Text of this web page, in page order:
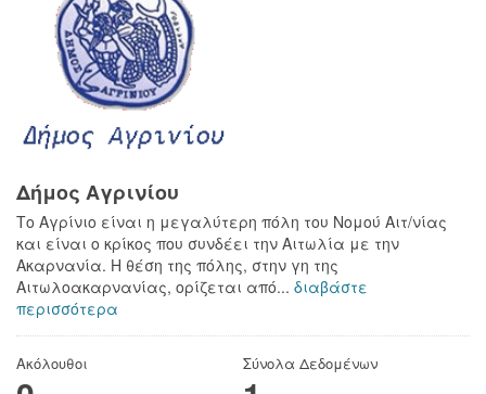
Δήμος Αγρινίου
Το Αγρίνιο είναι η μεγαλύτερη πόλη του Νομού Αιτ/νίας
και είναι ο κρίκος που συνδέει την Αιτωλία με την
Ακαρνανία. Η θέση της πόλης, στην γη της
Αιτωλοακαρνανίας, ορίζεται από... διαβάστε
περισσότερα
Ακόλουθοι Σύνολα Δεδομένων